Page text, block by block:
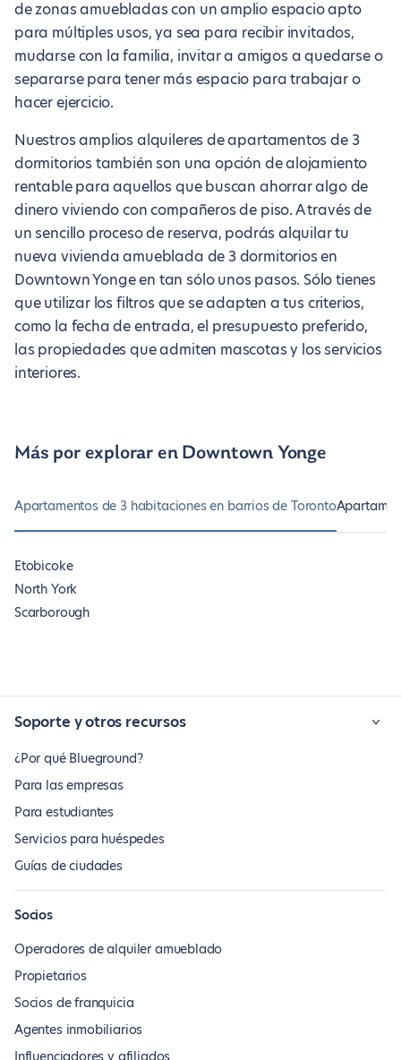
de zonas amuebladas con un amplio espacio apto
para múltiples usos, ya sea para recibir invitados,
mudarse con la familia, invitar a amigos a quedarse o
separarse para tener más espacio para trabajar o
hacer ejercicio.
Nuestros amplios alquileres de apartamentos de 3
dormitorios también son una opción de alojamiento
rentable para aquellos que buscan ahorrar algo de
dinero viviendo con compañeros de piso. A través de
un sencillo proceso de reserva, podrás alquilar tu
nueva vivienda amueblada de 3 dormitorios en
Downtown Yonge en tan sólo unos pasos. Sólo tienes
que utilizar los filtros que se adapten a tus criterios,
como la fecha de entrada, el presupuesto preferido,
las propiedades que admiten mascotas y los servicios
interiores.
Más por explorar en Downtown Yonge
Apartamentos de 3 habitaciones en barrios de Toronto
Etobicoke
North York
Scarborough
Soporte y otros recursos
¿Por qué Blueground?
Para las empresas
Para estudiantes
Servicios para huéspedes
Guías de ciudades
Socios
Operadores de alquiler amueblado
Propietarios
Socios de franquicia
Agentes inmobiliarios
Influenciadores y afiliados